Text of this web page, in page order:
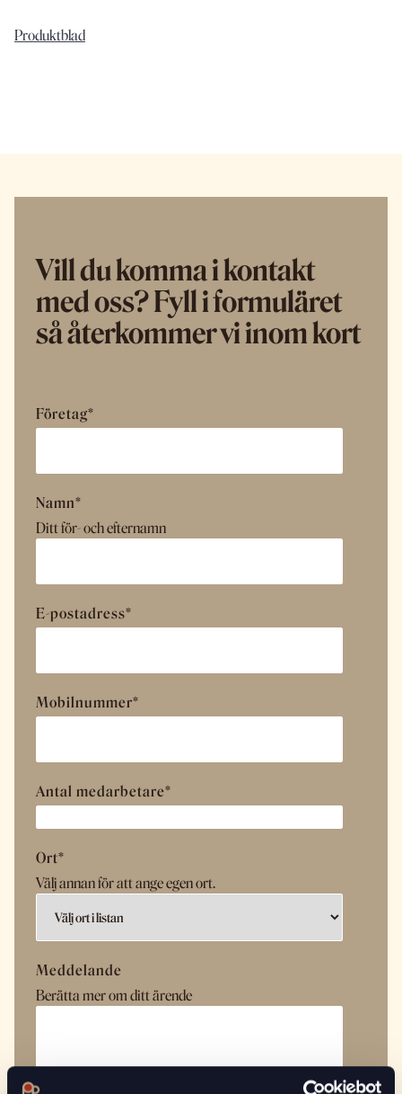
Produktblad
Vill du komma i kontakt
med oss? Fyll i formuläret
så återkommer vi inom kort
Företag*
Namn*
Ditt för- och efternamn
E-postadress*
Mobilnummer*
Antal medarbetare*
Ort*
Välj annan för att ange egen ort.
Meddelande
Berätta mer om ditt ärende